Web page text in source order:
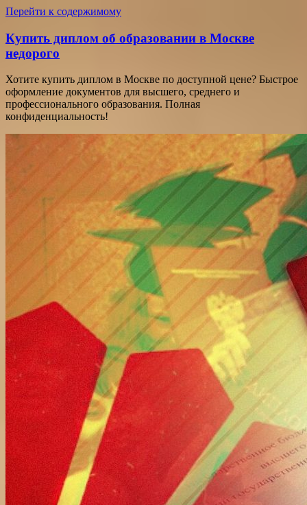
Перейти к содержимому
Купить диплом об образовании в Москве
недорого
Хотите купить диплом в Москве по доступной цене? Быстрое
оформление документов для высшего, среднего и
профессионального образования. Полная
конфиденциальность!